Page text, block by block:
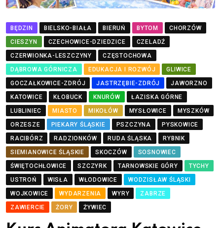
BĘDZIN BIELSKO-BIAŁA BIERUŃ BYTOM
CHORZÓW
CIESZYN
CZECHOWICE-DZIEDZICE
CZELADŹ
CZERWIONKA-LESZCZYNY
CZĘSTOCHOWA
DĄBROWA GÓRNICZA
EDUKACJA I ROZWÓJ
GLIWICE
GOCZAŁKOWICE-ZDRÓJ
JASTRZĘBIE-ZDRÓJ
JAWORZNO
KATOWICE
KŁOBUCK KNURÓW
ŁAZISKA GÓRNE
LUBLINIEC
MIASTO MIKOŁÓW MYSŁOWICE
MYSZKÓW
ORZESZE
PIEKARY ŚLĄSKIE PSZCZYNA
PYSKOWICE
RACIBÓRZ
RADZIONKÓW RUDA ŚLĄSKA
RYBNIK
SIEMIANOWICE ŚLĄSKIE
SKOCZÓW
SOSNOWIEC
ŚWIĘTOCHŁOWICE
SZCZYRK TARNOWSKIE GÓRY
TYCHY
USTROŃ
WISŁA WŁODOWICE
WODZISŁAW ŚLĄSKI
WOJKOWICE
WYDARZENIA WYRY
ZABRZE
ZAWIERCIE
ŻORY ŻYWIEC